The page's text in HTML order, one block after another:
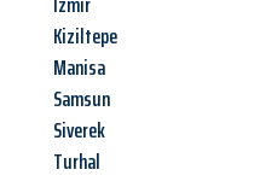
Kiziltepe
Manisa
Samsun
Siverek
Turhal